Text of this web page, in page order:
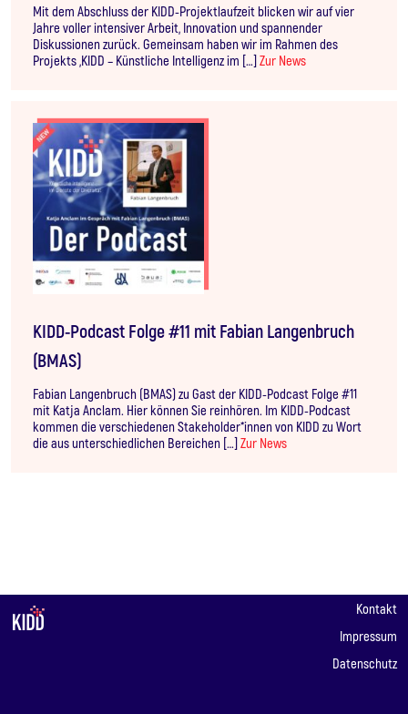
Mit dem Abschluss der KIDD-Projektlaufzeit blicken wir auf vier
Jahre voller intensiver Arbeit, Innovation und spannender
Diskussionen zurück. Gemeinsam haben wir im Rahmen des
Projekts „KIDD – Künstliche Intelligenz im […]Zur News
KIDD-Podcast Folge #11 mit Fabian Langenbruch
(BMAS)
Fabian Langenbruch (BMAS) zu Gast der KIDD-Podcast Folge #11
mit Katja Anclam. Hier können Sie reinhören. Im KIDD-Podcast
kommen die verschiedenen Stakeholder*innen von KIDD zu Wort
die aus unterschiedlichen Bereichen […]Zur News
Kontakt
Impressum
Datenschutz